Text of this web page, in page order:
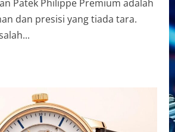
Patek Philippe Premium adalah
dan presisi yang tiada tara.